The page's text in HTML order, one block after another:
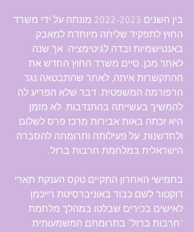
בין השנים 2022-2023 מונתה על ידי משרד
החוץ לתפקיד שליחה מיוחדת למאבק
באנטישמיות ובדה לגיטימציה. אך שנה
לאחר מכן, סיים משרד החוץ החדש את
ההתקשרות איתה, לאחר שהתבטאה נגד
הרפורמה המשפטית. דבר שלא הפריע לה
להמשיך בעשייתה בהתנדבות. לא מזמן
היא זכתה באות אבירות מרכז פרס לשלום
ולחדשנות, על פעילותה ותרומתה להסברה
הישראלית במלחמת חרבות ברזל.
בחמישי האחרון התקיים טקס הענקת תארי
דוקטור לשם כבוד באוניברסיטת רייכמן
לאישים בכירים שבלטו במהלך מלחמת
"חרבות ברזל" בתרומתם המשמעותית